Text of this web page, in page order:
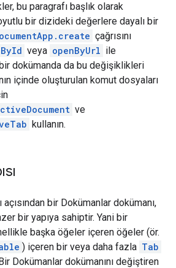
bu paragrafı başlık olarak
bir dizideki değerlere dayalı bir
çağrısını
veya openByUrl ile
dokümanda da bu değişiklikleri
içinde oluşturulan komut dosyaları
ve
kullanın.
bir Dokümanlar dokümanı,
bir yapıya sahiptir. Yani bir
başka öğeler içeren öğeler (ör.
) içeren bir veya daha fazla Tab
Dokümanlar dokümanını değiştiren